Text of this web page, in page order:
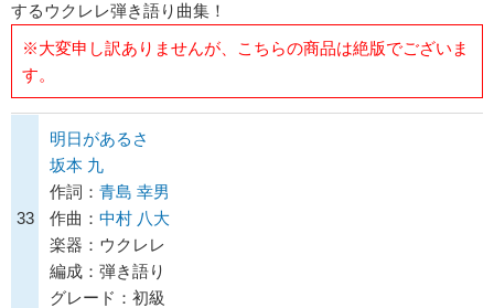
するウクレレ弾き語り曲集！
※大変申し訳ありませんが、こちらの商品は絶版でございま
す。
33
明日があるさ
坂本 九
作詞： 青島 幸男
作曲： 中村 八大
楽器：ウクレレ
編成：弾き語り
グレード：初級